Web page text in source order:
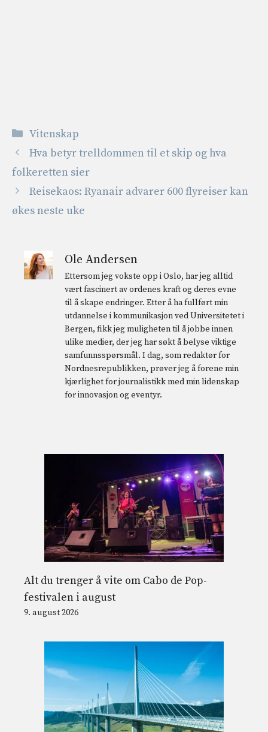
Kategorier
Vitenskap
Hva betyr trelldommen til et skip og hva
folkeretten sier
Reisekaos: Ryanair advarer 600 flyreiser kan
økes neste uke
Ole Andersen
Ettersom jeg vokste opp i Oslo, har jeg alltid
vært fascinert av ordenes kraft og deres evne
til å skape endringer. Etter å ha fullført min
utdannelse i kommunikasjon ved Universitetet i
Bergen, fikk jeg muligheten til å jobbe innen
ulike medier, der jeg har søkt å belyse viktige
samfunnsspørsmål. I dag, som redaktør for
Nordnesrepublikken, prøver jeg å forene min
kjærlighet for journalistikk med min lidenskap
for innovasjon og eventyr.
Alt du trenger å vite om Cabo de Pop-
festivalen i august
9. august 2026